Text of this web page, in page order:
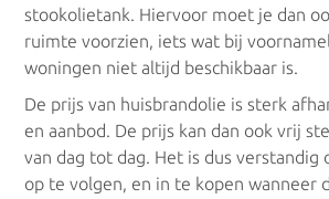
Zonneboilers
stookolietank. Hiervoor moet je dan
ruimte voorzien, iets wat bij
woningen niet altijd beschikbaar is.
De prijs van huisbrandolie is sterk
en aanbod. De prijs kan dan ook vrij
van dag tot dag. Het is dus verstandig
op te volgen, en in te kopen wanneer